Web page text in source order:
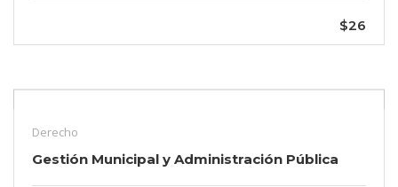
$26
Derecho
Gestión Municipal y Administración Pública